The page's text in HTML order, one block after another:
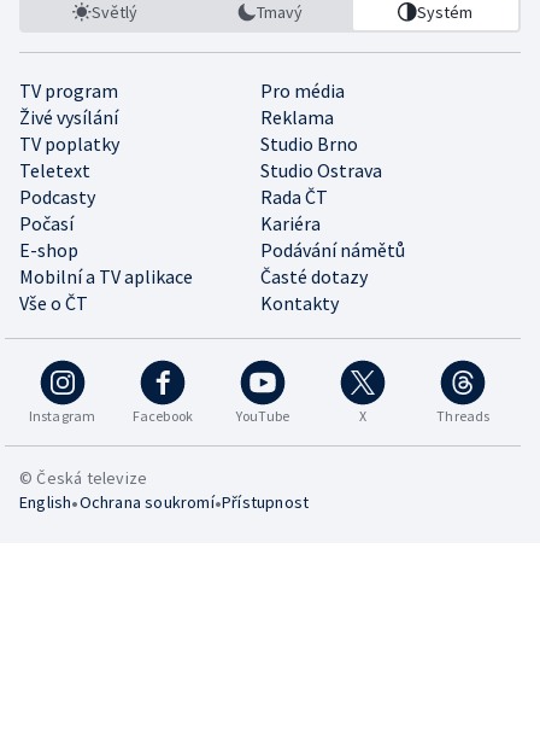
Světlý Tmavý Systém
TV program
Pro média
Živé vysílání
Reklama
TV poplatky
Studio Brno
Teletext
Studio Ostrava
Podcasty
Rada ČT
Počasí
Kariéra
E-shop
Podávání námětů
Mobilní a TV aplikace
Časté dotazy
Vše o ČT
Kontakty
Instagram Facebook YouTube X Threads
© Česká televize
English•Ochrana soukromí•Přístupnost